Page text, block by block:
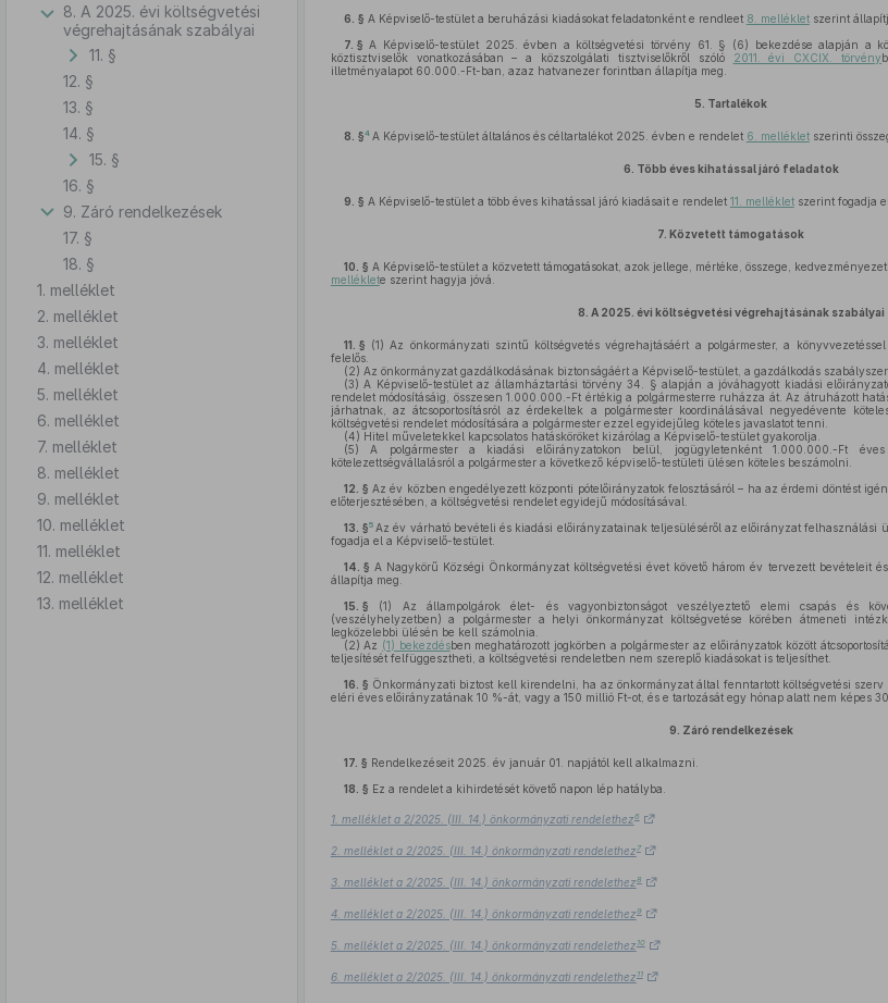
8. A 2025. évi költségvetési
végrehajtásának szabályai
11. §
12. §
13. §
14. §
15. §
16. §
9. Záró rendelkezések
17. §
18. §
1. melléklet
2. melléklet
3. melléklet
4. melléklet
5. melléklet
6. melléklet
7. melléklet
8. melléklet
9. melléklet
10. melléklet
11. melléklet
12. melléklet
13. melléklet
6. § A Képviselő-testület a beruházási kiadásokat feladatonként e rendleet 8. mellékletszerint
7. § A Képviselő-testület 2025. évben a költségvetési törvény 61. § (6) bekezdése alapján a
köztisztviselők vonatkozásában – a közszolgálati tisztviselőkről szóló
2011. évi CXCIX. törvény
illetményalapot 60.000.-Ft-ban, azaz hatvanezer forintban állapítja meg.
5. Tartalékok
8. §4 A Képviselő-testület általános és céltartalékot 2025. évben e rendelet 6. mellékletszerinti
6. Több éves kihatással járó feladatok
9. § A Képviselő-testület a több éves kihatással járó kiadásait e rendelet 11. mellékletszerint fogadja el.
7. Közvetett támogatások
10. § A Képviselő-testület a közvetett támogatásokat, azok jellege, mértéke, összege,
melléklete szerint hagyja jóvá.
8. A 2025. évi költségvetési végrehajtásának szabályai
11. § (1) Az önkormányzati szintű költségvetés végrehajtásáért a polgármester, a
felelős.
(2) Az önkormányzat gazdálkodásának biztonságáért a Képviselő-testület, a gazdálkodás
(3) A Képviselő-testület az államháztartási törvény 34. § alapján a jóváhagyott kiadási
rendelet módosításáig, összesen 1.000.000.-Ft értékig a polgármesterre ruházza át. Az átruházott
járhatnak, az átcsoportosításról az érdekeltek a polgármester koordinálásával negyedévente
költségvetési rendelet módosítására a polgármester ezzel egyidejűleg köteles javaslatot tenni.
(4) Hitel műveletekkel kapcsolatos hatásköröket kizárólag a Képviselő-testület gyakorolja.
(5) A polgármester a kiadási előirányzatokon belül, jogügyletenként 1.000.000.-Ft
kötelezettségvállalásról a polgármester a következő képviselő-testületi ülésen köteles beszámolni.
12. § Az év közben engedélyezett központi pótelőirányzatok felosztásáról – ha az érdemi döntést
előterjesztésében, a költségvetési rendelet egyidejű módosításával.
13. §5 Az év várható bevételi és kiadási előirányzatainak teljesüléséről az előirányzat felhasználási
fogadja el a Képviselő-testület.
14. § A Nagykörű Községi Önkormányzat költségvetési évet követő három év tervezett bevételeit
állapítja meg.
15. § (1) Az állampolgárok élet- és vagyonbiztonságot veszélyeztető elemi csapás és
(veszélyhelyzetben) a polgármester a helyi önkormányzat költségvetése körében átmeneti
legközelebbi ülésén be kell számolnia.
(2) Az (1) bekezdésben meghatározott jogkörben a polgármester az előirányzatok között
teljesítését felfüggesztheti, a költségvetési rendeletben nem szereplő kiadásokat is teljesíthet.
16. § Önkormányzati biztost kell kirendelni, ha az önkormányzat által fenntartott költségvetési
eléri éves előirányzatának 10 %-át, vagy a 150 millió Ft-ot, és e tartozását egy hónap alatt nem képes
9. Záró rendelkezések
17. § Rendelkezéseit 2025. év január 01. napjától kell alkalmazni.
18. § Ez a rendelet a kihirdetését követő napon lép hatályba.
1. melléklet a 2/2025. (III. 14.) önkormányzati rendelethez6
2. melléklet a 2/2025. (III. 14.) önkormányzati rendelethez 7
3. melléklet a 2/2025. (III. 14.) önkormányzati rendelethez8
4. melléklet a 2/2025. (III. 14.) önkormányzati rendelethez9
5. melléklet a 2/2025. (III. 14.) önkormányzati rendelethez 10
6. melléklet a 2/2025. (III. 14.) önkormányzati rendelethez 11